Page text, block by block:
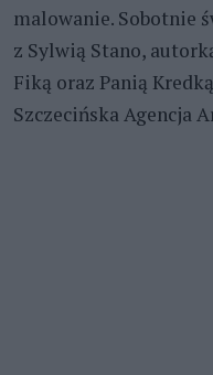
malowanie. Sobotnie
z Sylwią Stano,
Fiką oraz Panią
Szczecińska Agencja